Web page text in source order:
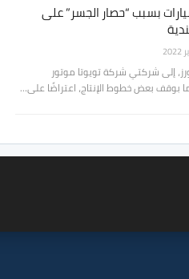
بسبب “حصار الجسر” على
إلى شركتي شركة تويوتا موتور